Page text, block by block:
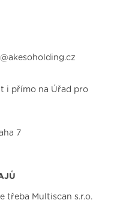
i přímo na Úřad pro
7
třeba Multiscan s.r.o.